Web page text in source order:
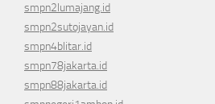
smpn2lumajang.id
smpn2sutojayan.id
smpn4blitar.id
smpn78jakarta.id
smpn88jakarta.id